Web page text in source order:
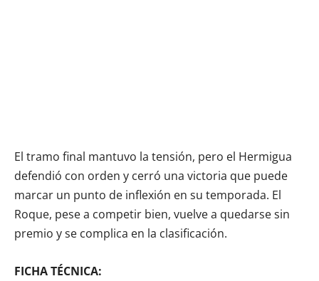
El tramo final mantuvo la tensión, pero el Hermigua
defendió con orden y cerró una victoria que puede
marcar un punto de inflexión en su temporada. El
Roque, pese a competir bien, vuelve a quedarse sin
premio y se complica en la clasificación.
FICHA TÉCNICA: